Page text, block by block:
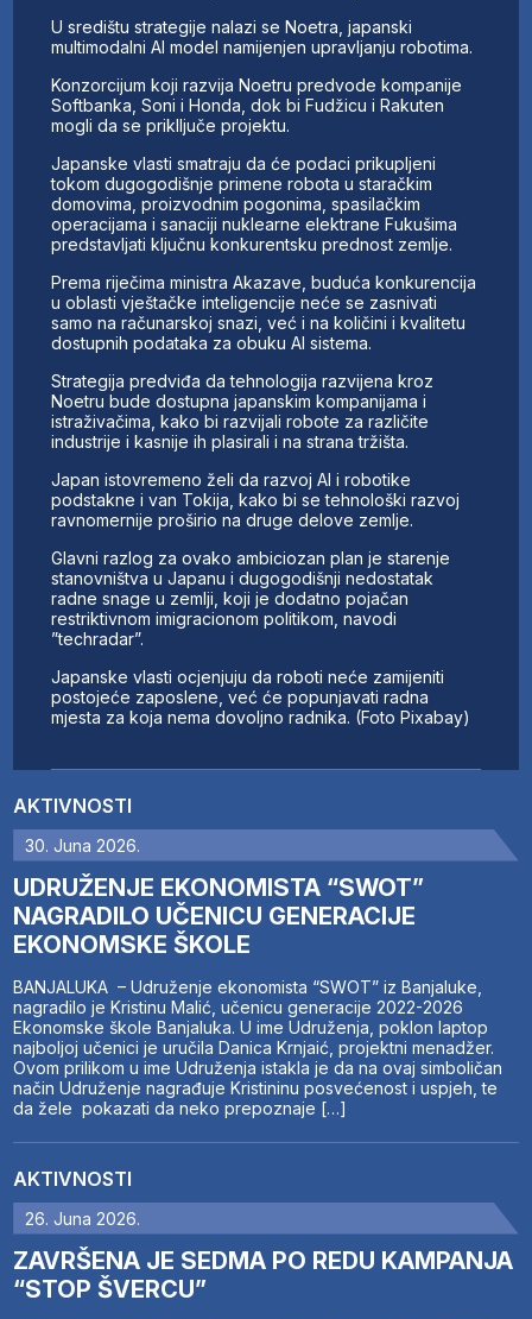
AKTIVNOSTI
30. Juna 2026.
UDRUŽENJE EKONOMISTA “SWOT”
NAGRADILO UČENICU GENERACIJE
EKONOMSKE ŠKOLE
BANJALUKA – Udruženje ekonomista “SWOT” iz Banjaluke,
nagradilo je Kristinu Malić, učenicu generacije 2022-2026
Ekonomske škole Banjaluka. U ime Udruženja, poklon laptop
najboljoj učenici je uručila Danica Krnjaić, projektni menadžer.
Ovom prilikom u ime Udruženja istakla je da na ovaj simboličan
način Udruženje nagrađuje Kristininu posvećenost i uspjeh, te
da žele pokazati da neko prepoznaje […]
AKTIVNOSTI
26. Juna 2026.
ZAVRŠENA JE SEDMA PO REDU KAMPANJA
“STOP ŠVERCU”
U središtu strategije nalazi se Noetra, japanski
multimodalni AI model namijenjen upravljanju robotima.
Konzorcijum koji razvija Noetru predvode kompanije
Softbanka, Soni i Honda, dok bi Fudžicu i Rakuten
mogli da se priklljuče projektu.
Japanske vlasti smatraju da će podaci prikupljeni
tokom dugogodišnje primene robota u staračkim
domovima, proizvodnim pogonima, spasilačkim
operacijama i sanaciji nuklearne elektrane Fukušima
predstavljati ključnu konkurentsku prednost zemlje.
Prema riječima ministra Akazave, buduća konkurencija
u oblasti vještačke inteligencije neće se zasnivati
samo na računarskoj snazi, već i na količini i kvalitetu
dostupnih podataka za obuku AI sistema.
Strategija predviđa da tehnologija razvijena kroz
Noetru bude dostupna japanskim kompanijama i
istraživačima, kako bi razvijali robote za različite
industrije i kasnije ih plasirali i na strana tržišta.
Japan istovremeno želi da razvoj AI i robotike
podstakne i van Tokija, kako bi se tehnološki razvoj
ravnomernije proširio na druge delove zemlje.
Glavni razlog za ovako ambiciozan plan je starenje
stanovništva u Japanu i dugogodišnji nedostatak
radne snage u zemlji, koji je dodatno pojačan
restriktivnom imigracionom politikom, navodi
”techradar”.
Japanske vlasti ocjenjuju da roboti neće zamijeniti
postojeće zaposlene, već će popunjavati radna
mjesta za koja nema dovoljno radnika. (Foto Pixabay)